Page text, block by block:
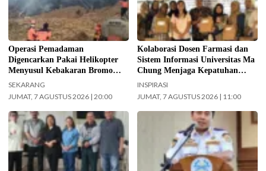
Tengger Semeru (TNBTS) terus
digencarkan, Jumat (7/8/2026)
hari ini. (Foto: BPBD Kabupaten
Malang).
Operasi Pemadaman
Digencarkan Pakai Helikopter
Menyusul Kebakaran Bromo
Meluas ke Arah Bukit B 29
SEKARANG
JUMAT, 7 AGUSTUS 2026 | 20:00
Chung dalam menjaga kepatuhan
pasien diabetes melalui kegiatan
Pengabdian Masyarakat Dosen.
(Foto: ist)
Kolaborasi Dosen Farmasi dan
Sistem Informasi Universitas Ma
Chung Menjaga Kepatuhan
Pasien Diabetes
INSPIRASI
JUMAT, 7 AGUSTUS 2026 | 11:00
Jajaran Pengurus FKAUB Malang
beserta perwakilan panitia
pelaksana Barikan Anak Nusantara
(BAN) Ke – 5 silaturahmi dengan
Yayasan Masjid Agung Jami Kota
Kepala UPAS Dishub DKI Jakarta,
Koharudin. (Foto: Nugroho Sejati-
beritajakarta.id)